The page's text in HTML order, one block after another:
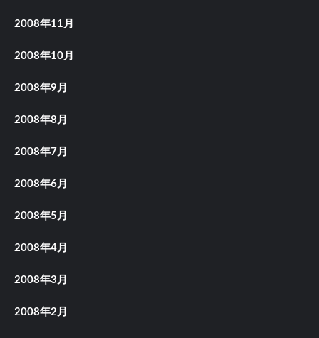
2008年11月
2008年10月
2008年9月
2008年8月
2008年7月
2008年6月
2008年5月
2008年4月
2008年3月
2008年2月